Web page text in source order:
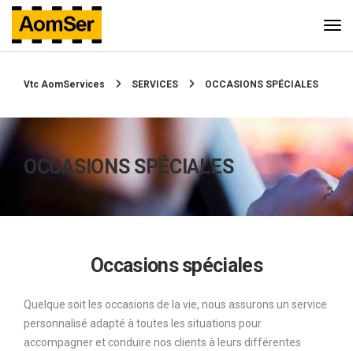
Vtc AomServices SERVICES OCCASIONS SPÉCIALES
OCCASIONS SPÉCIALES
Occasions spéciales
Quelque soit les occasions de la vie, nous assurons un service
personnalisé adapté à toutes les situations pour
accompagner et conduire nos clients à leurs différentes